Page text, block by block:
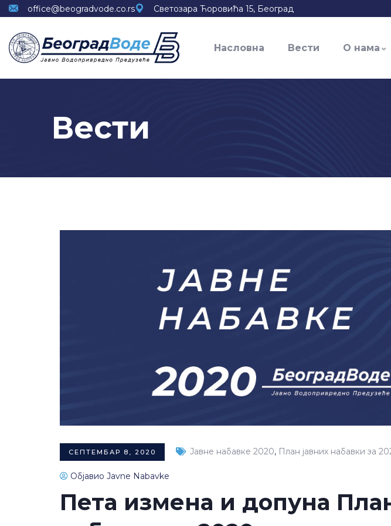
office@beogradvode.co.rs Светозара Ћоровића 15, Београд
Насловна Вести О нама
Вести
СЕПТЕМБАР 8, 2020 Јавне набавке 2020, План јавних набавки за
Објавио Javne Nabavke
Пета измена и допуна